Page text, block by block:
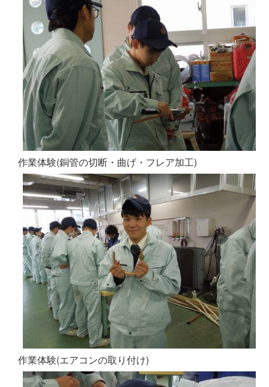
作業体験(銅管の切断・曲げ・フレア加工)
作業体験(エアコンの取り付け)